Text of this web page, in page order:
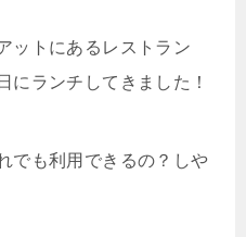
ットにあるレストラン
にランチしてきました！
でも利用できるの？しや